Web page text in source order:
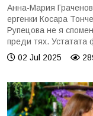
Анна-Мария
ергенки Косара
Рупецова не я
преди тях. Устатата
02 Jul 2025